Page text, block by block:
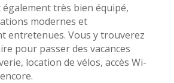
également très bien équipé,
modernes et
entretenues. Vous y trouverez
pour passer des vacances
location de vélos, accès Wi-